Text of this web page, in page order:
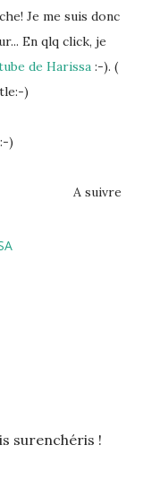
Je me suis donc
En qlq click, je
de Harissa :-). (
)
)
A suivre
surenchéris !